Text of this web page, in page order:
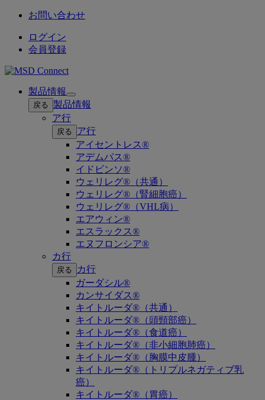
お問い合わせ
ログイン
会員登録
製品情報
Open
submenu
戻る 製品情報
ア行
戻る
ア行
アイセントレス®
アデムパス®
イドビンソ®
ウェリレグ®（共通）
ウェリレグ®（腎細胞癌）
ウェリレグ®（VHL病）
エアウィン®
エスラックス®
エヌフロンシア®
カ行
戻る
カ行
ガーダシル®
カンサイダス®
キイトルーダ®（共通）
キイトルーダ®（頭頸部癌）
キイトルーダ®（食道癌）
キイトルーダ®（非小細胞肺癌）
キイトルーダ®（胸膜中皮腫）
キイトルーダ®（トリプルネガティブ乳
癌）
キイトルーダ®（胃癌）